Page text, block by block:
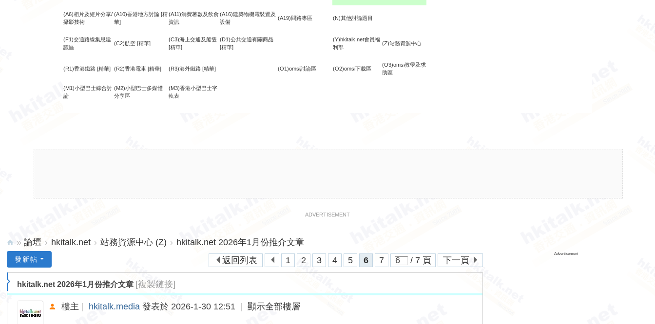
(A6)相片及短片分享/
攝影技術
(A10)香港地方討論 [精
華]
(A11)消費著數及飲食
資訊
(A16)建築物機電裝置及
設備
(A19)問路專區 (N)其他討論題目
(F1)交通路線集思建
議區
(C2)航空 [精華]
(C3)海上交通及船隻
[精華]
(D1)公共交通有關商品
[精華]
(Y)hkitalk.net會員福
利部
(Z)站務資源中心
(R1)香港鐵路 [精華] (R2)香港電車 [精華] (R3)港外鐵路 [精華] (O1)omsi討論區 (O2)omsi下載區
(O3)omsi教學及求
助區
(M1)小型巴士綜合討
論
(M2)小型巴士多媒體
分享區
(M3)香港小型巴士字
軌表
ADVERTISEMENT
lk.
» 論壇 › hkitalk.net › 站務資源中心 (Z) › hkitalk.net 2026年1月份推介文章
1
2 3 4 5 6 7 / 7 頁 下一頁
返回列表
發新帖
hkitalk.net 2026年1月份推介文章 [複製鏈接]
樓主 hkitalk.media 發表於 2026-1-30 12:51 顯示全部樓層
Advertisement